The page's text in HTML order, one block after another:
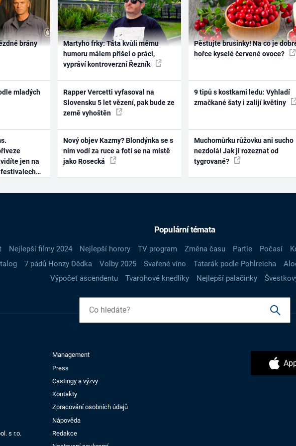
brány
mladých
jen na
Martyho frky: Táta kvůli mému
humoru málem přišel o práci,
vypráví kontroverzní Řezník
Rapper Vercetti vyfasoval na
Slovensku 5 let vězení, pak bude ze
země vyhoštěn
Nový objev Kazmy? Blondýnka se s
ním vodí za ruce a fotí se na místě
jako Rosecká
Pěstujte brusinky! Na co je
hořce kyselé červené ovoce?
9 tipů s kostkami ledu: Vyhladí
zmačkané šaty i zalijí květiny
Muchomůrku růžovku ani sucho
nezdolá! Jak ji rozeznat od
tygrované?
Populární témata
Nejlepší filmy 2024 Nejlepší horory TV program Změna času Partie Počasí
7 pádů Honzy Dědka Volby 2025 Svařené víno Tatarák podle Pohlreicha
Výpočet ascendentu
Tvarohové knedlíky Nejlepší palačinky
Management
Press
Castingy a výzvy
Kontakty
Zpracování osobních údajů
Nápověda
s r.o.
Redakce